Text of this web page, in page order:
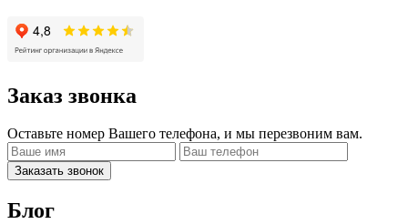
Заказ звонка
Оставьте номер Вашего телефона, и мы перезвоним вам.
Заказать звонок
Блог